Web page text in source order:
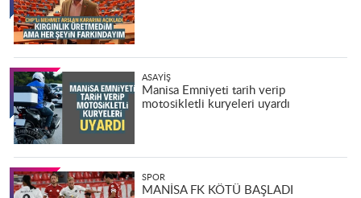
ASAYIŞ
Manisa Emniyeti tarih verip
motosikletli kuryeleri uyardı
SPOR
MANİSA FK KÖTÜ BAŞLADI